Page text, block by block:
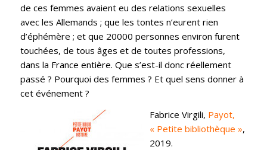
de ces femmes avaient eu des relations sexuelles
avec les Allemands ; que les tontes n’eurent rien
d’éphémère ; et que 20000 personnes environ furent
touchées, de tous âges et de toutes professions,
dans la France entière. Que s’est-il donc réellement
passé ? Pourquoi des femmes ? Et quel sens donner à
cet événement ?
Fabrice Virgili, Payot,
« Petite bibliothèque »,
2019.